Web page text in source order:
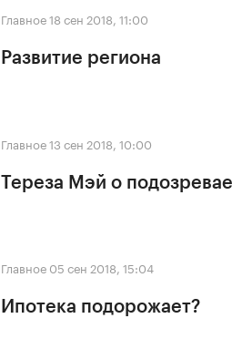
Главное18 сен 2018, 11:00
Развитие региона
Главное13 сен 2018, 10:00
Тереза Мэй о
Главное 05 сен 2018, 15:04
Ипотека подорожает?